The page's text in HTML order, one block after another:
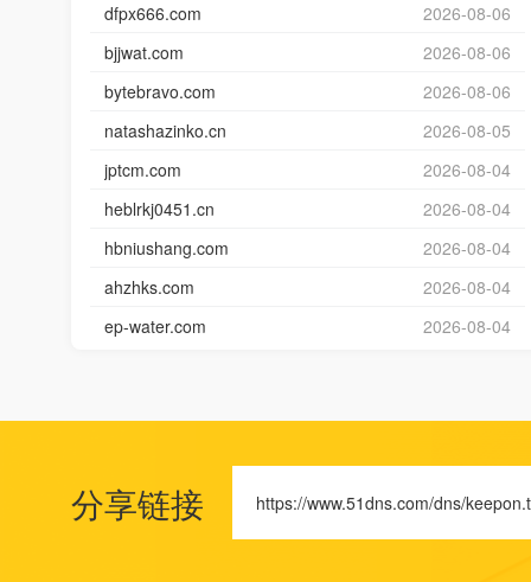
dfpx666.com
2026-08-06
bjjwat.com
2026-08-06
bytebravo.com
2026-08-06
natashazinko.cn
2026-08-05
jptcm.com
2026-08-04
heblrkj0451.cn
2026-08-04
hbniushang.com
2026-08-04
ahzhks.com
2026-08-04
ep-water.com
2026-08-04
分享链接 https://www.51dns.com/dns/